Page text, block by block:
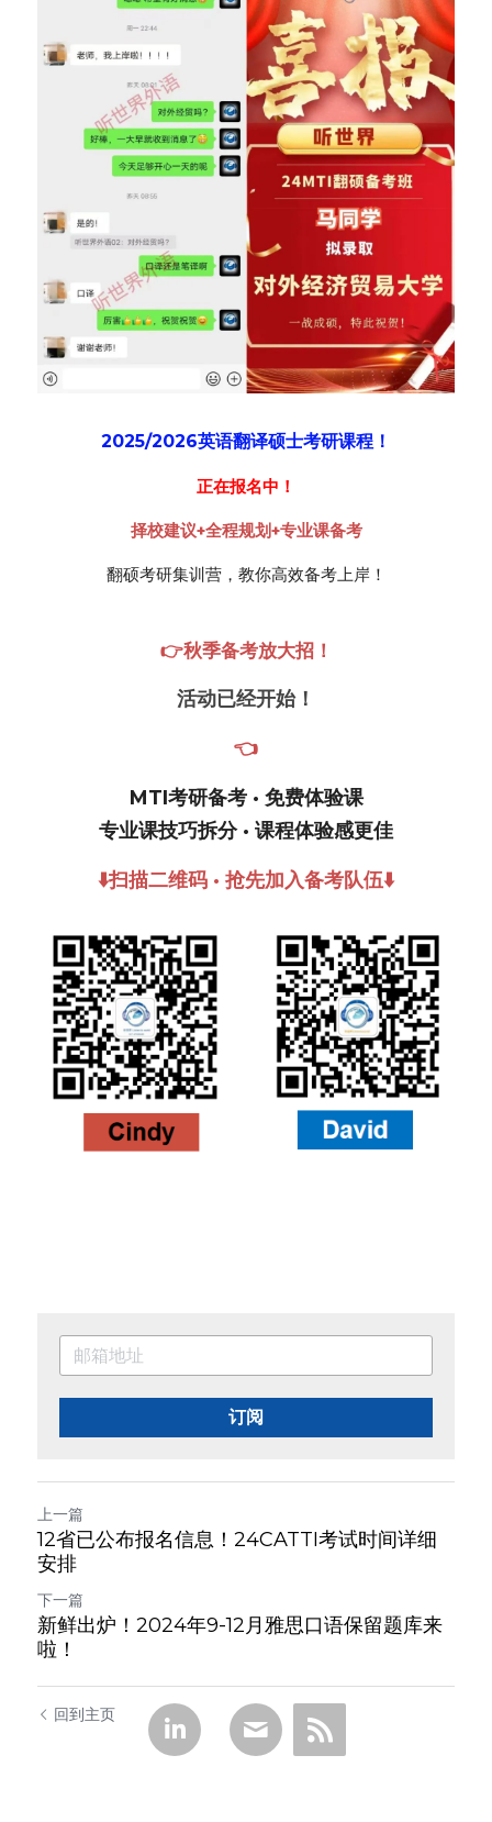
2025/2026英语翻译硕士考研课程！
正在报名中！
择校建议+全程规划+专业课备考
翻硕考研集训营，教你高效备考上岸！
👉秋季备考放大招！
活动已经开始！
👈
MTI考研备考 · 免费体验课
专业课技巧拆分 · 课程体验感更佳
⬇️扫描二维码 · 抢先加入备考队伍⬇️
订阅
上一篇
12省已公布报名信息！24CATTI考试时间详细
安排
下一篇
新鲜出炉！2024年9-12月雅思口语保留题库来
啦！
回到主页